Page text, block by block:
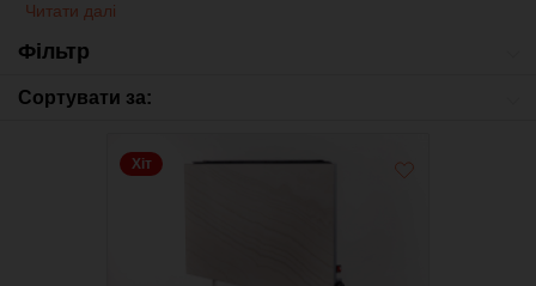
Читати далі
Фільтр
Сортувати за:
Хіт